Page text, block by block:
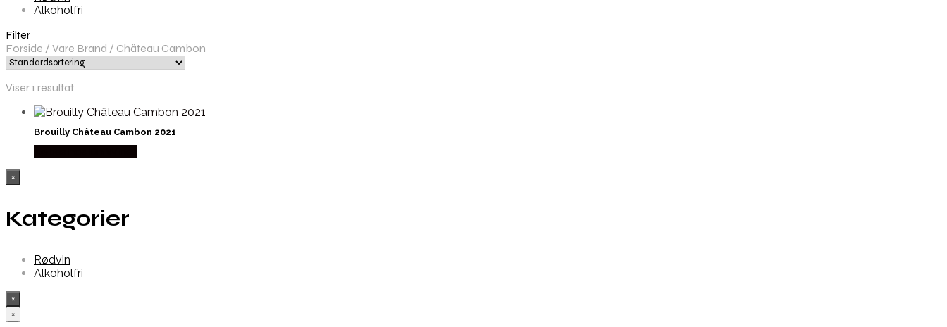
Alkoholfri
Filter
Forside / Vare Brand / Château Cambon
Viser 1 resultat
Brouilly Château Cambon 2021
×
Kategorier
Rødvin
Alkoholfri
×
×